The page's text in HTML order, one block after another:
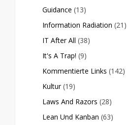
Guidance (13)
Information Radiation (21)
IT After All (38)
It's A Trap! (9)
Kommentierte Links (142)
Kultur (19)
Laws And Razors (28)
Lean Und Kanban (63)